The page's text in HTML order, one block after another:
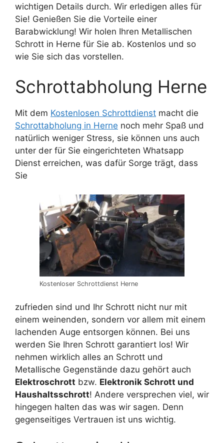
wichtigen Details durch. Wir erledigen alles für
Sie! Genießen Sie die Vorteile einer
Barabwicklung! Wir holen Ihren Metallischen
Schrott in Herne für Sie ab. Kostenlos und so
wie Sie sich das vorstellen.
Schrottabholung Herne
Mit dem Kostenlosen Schrottdienst macht die
Schrottabholung in Herne noch mehr Spaß und
natürlich weniger Stress, sie können uns auch
unter der für Sie eingerichteten Whatsapp
Dienst erreichen, was dafür Sorge trägt, dass
Sie
Kostenloser Schrottdienst Herne
zufrieden sind und Ihr Schrott nicht nur mit
einem weinenden, sondern vor allem mit einem
lachenden Auge entsorgen können. Bei uns
werden Sie Ihren Schrott garantiert los! Wir
nehmen wirklich alles an Schrott und
Metallische Gegenstände dazu gehört auch
Elektroschrott bzw. Elektronik Schrott und
Haushaltsschrott! Andere versprechen viel, wir
hingegen halten das was wir sagen. Denn
gegenseitiges Vertrauen ist uns wichtig.